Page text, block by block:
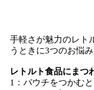
手軽さが魅力のレト
うときに3つのお悩
レトルト食品にまつ
1：パウチをつかむ